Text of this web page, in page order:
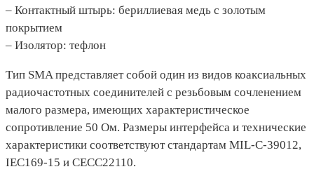
– Контактный штырь: бериллиевая медь с золотым
покрытием
– Изолятор: тефлон
Тип SMA представляет собой один из видов коаксиальных
радиочастотных соединителей с резьбовым сочленением
малого размера, имеющих характеристическое
сопротивление 50 Ом. Размеры интерфейса и технические
характеристики соответствуют стандартам MIL-C-39012,
IEC169-15 и CECC22110.